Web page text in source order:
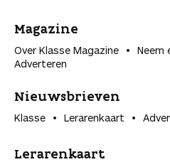
Magazine
Over Klasse Magazine
Neem
Adverteren
Nieuwsbrieven
Klasse Lerarenkaart
Lerarenkaart